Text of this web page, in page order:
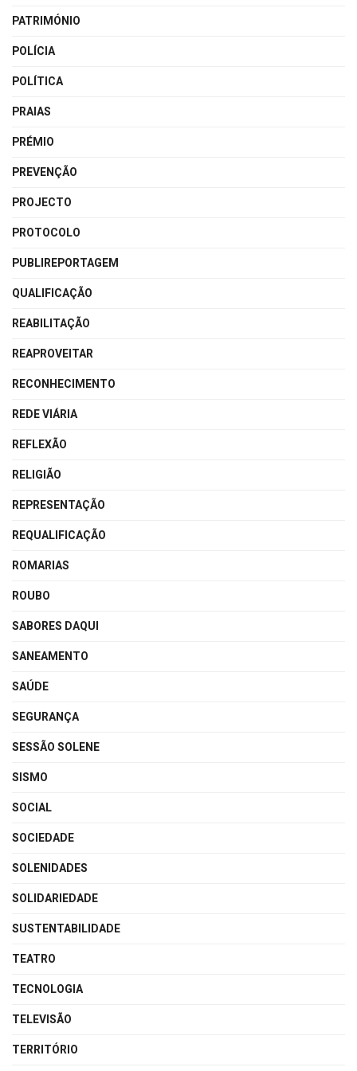
PATRIMÓNIO
POLÍCIA
POLÍTICA
PRAIAS
PRÉMIO
PREVENÇÃO
PROJECTO
PROTOCOLO
PUBLIREPORTAGEM
QUALIFICAÇÃO
REABILITAÇÃO
REAPROVEITAR
RECONHECIMENTO
REDE VIÁRIA
REFLEXÃO
RELIGIÃO
REPRESENTAÇÃO
REQUALIFICAÇÃO
ROMARIAS
ROUBO
SABORES DAQUI
SANEAMENTO
SAÚDE
SEGURANÇA
SESSÃO SOLENE
SISMO
SOCIAL
SOCIEDADE
SOLENIDADES
SOLIDARIEDADE
SUSTENTABILIDADE
TEATRO
TECNOLOGIA
TELEVISÃO
TERRITÓRIO